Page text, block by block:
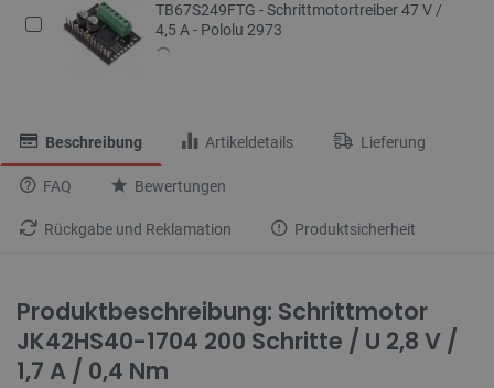
TB67S249FTG - Schrittmotortreiber 47 V /
4,5 A - Pololu 2973
Beschreibung Artikeldetails Lieferung
FAQ Bewertungen
Rückgabe und Reklamation Produktsicherheit
Produktbeschreibung: Schrittmotor
JK42HS40-1704 200 Schritte / U 2,8 V /
1,7 A / 0,4 Nm